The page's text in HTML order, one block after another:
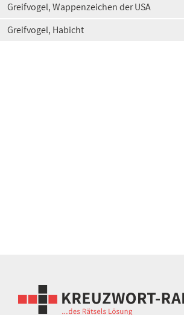
Greifvogel, Wappenzeichen der USA
Greifvogel, Habicht